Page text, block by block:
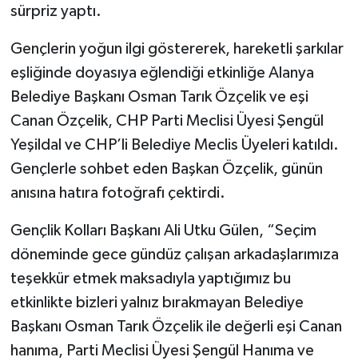
sürpriz yaptı.
Gençlerin yoğun ilgi göstererek, hareketli şarkılar
eşliğinde doyasıya eğlendiği etkinliğe Alanya
Belediye Başkanı Osman Tarık Özçelik ve eşi
Canan Özçelik, CHP Parti Meclisi Üyesi Şengül
Yeşildal ve CHP’li Belediye Meclis Üyeleri katıldı.
Gençlerle sohbet eden Başkan Özçelik, günün
anısına hatıra fotoğrafı çektirdi.
Gençlik Kolları Başkanı Ali Utku Gülen, “Seçim
döneminde gece gündüz çalışan arkadaşlarımıza
teşekkür etmek maksadıyla yaptığımız bu
etkinlikte bizleri yalnız bırakmayan Belediye
Başkanı Osman Tarık Özçelik ile değerli eşi Canan
hanıma, Parti Meclisi Üyesi Şengül Hanıma ve